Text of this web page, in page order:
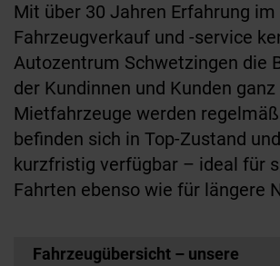
Mit über 30 Jahren Erfahrung im
Fahrzeugverkauf und -service
Autozentrum Schwetzingen die
der Kundinnen und Kunden ganz
Mietfahrzeuge werden
befinden sich in Top-Zustand
kurzfristig verfügbar – ideal für
Fahrten ebenso wie für längere
Fahrzeugübersicht – unsere